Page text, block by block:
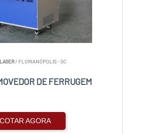
/ FLORIANÓPOLIS - SC
DE FERRUGEM
COTAR AGORA